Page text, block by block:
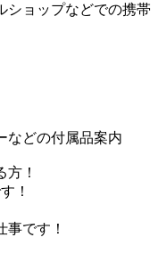
ショップなどでの携帯
などの付属品案内
！
！
です！